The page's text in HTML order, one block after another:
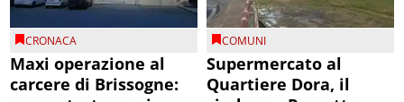
CRONACA
Maxi operazione al
carcere di Brissogne:
COMUNI
Supermercato al
Quartiere Dora, il